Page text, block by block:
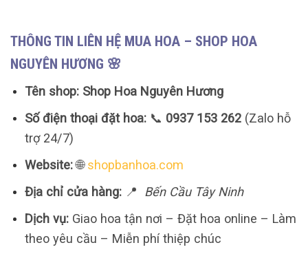
THÔNG TIN LIÊN HỆ MUA HOA – SHOP HOA
NGUYÊN HƯƠNG 🌸
Tên shop: Shop Hoa Nguyên Hương
Số điện thoại đặt hoa:📞 0937 153 262(Zalo hỗ
trợ 24/7)
Website:🌐shopbanhoa.com
Địa chỉ cửa hàng:📍
Bến Cầu Tây Ninh
Dịch vụ:Giao hoa tận nơi – Đặt hoa online – Làm
theo yêu cầu – Miễn phí thiệp chúc